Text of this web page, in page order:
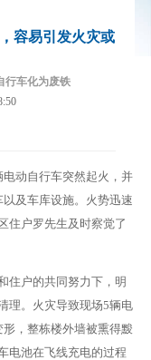
容易引发火灾或
行车化为废铁
动自行车突然起火，并
及车库设施。火势迅速
住户罗先生及时察觉了
住户的共同努力下，明
理。火灾导致现场5辆电
，整栋楼外墙被熏得黢
电池在飞线充电的过程